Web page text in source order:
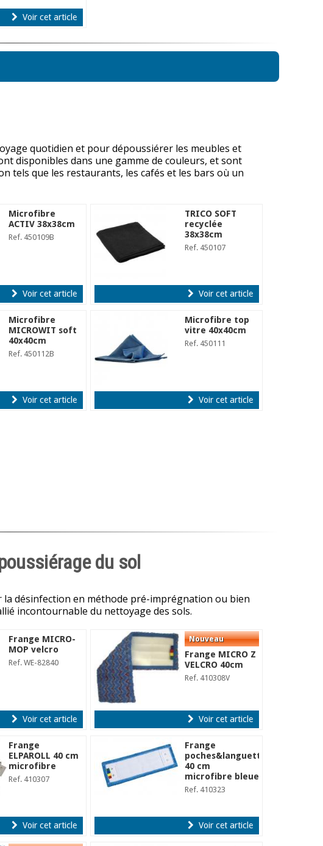
Voir cet article
quotidien et pour dépoussiérer les meubles et
disponibles dans une gamme de couleurs, et sont
tels que les restaurants, les cafés et les bars où un
Microfibre
ACTIV 38x38cm
Ref. 450109B
Voir cet article
TRICO SOFT
recyclée
38x38cm
Ref. 450107
Voir cet article
Microfibre
MICROWIT soft
40x40cm
Ref. 450112B
Voir cet article
Microfibre top
vitre 40x40cm
Ref. 450111
Voir cet article
du sol
désinfection en méthode pré-imprégnation ou bien
incontournable du nettoyage des sols.
Frange MICRO-
MOP velcro
Ref. WE-82840
Voir cet article
Frange MICRO Z
VELCRO 40cm
Ref. 410308V
Voir cet article
Frange
ELPAROLL 40 cm
microfibre
Ref. 410307
Voir cet article
Frange
poches&languettes
40 cm
microfibre bleue
Ref. 410323
Voir cet article